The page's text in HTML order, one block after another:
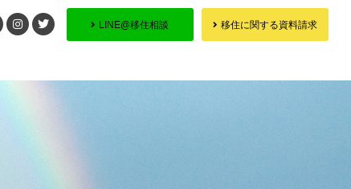
LINE@移住相談 移住に関する資料請求